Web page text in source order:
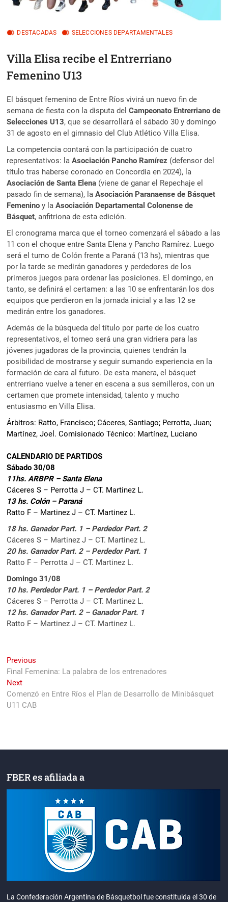
DESTACADAS SELECCIONES DEPARTAMENTALES
Villa Elisa recibe el Entrerriano
Femenino U13
El básquet femenino de Entre Ríos vivirá un nuevo fin de
semana de fiesta con la disputa delCampeonato Entrerriano de
Selecciones U13, que se desarrollará el sábado 30 y domingo
31 de agosto en el gimnasio del Club Atlético Villa Elisa.
La competencia contará con la participación de cuatro
representativos: laAsociación Pancho Ramírez (defensor del
título tras haberse coronado en Concordia en 2024), la
Asociación de Santa Elena (viene de ganar el Repechaje el
pasado fin de semana), laAsociación Paranaense de Básquet
Femenino y laAsociación Departamental Colonense de
Básquet, anfitriona de esta edición.
El cronograma marca que el torneo comenzará el sábado a las
11 con el choque entre Santa Elena y Pancho Ramírez. Luego
será el turno de Colón frente a Paraná (13 hs), mientras que
por la tarde se medirán ganadores y perdedores de los
primeros juegos para ordenar las posiciones. El domingo, en
tanto, se definirá el certamen: a las 10 se enfrentarán los dos
equipos que perdieron en la jornada inicial y a las 12 se
medirán entre los ganadores.
Además de la búsqueda del título por parte de los cuatro
representativos, el torneo será una gran vidriera para las
jóvenes jugadoras de la provincia, quienes tendrán la
posibilidad de mostrarse y seguir sumando experiencia en la
formación de cara al futuro. De esta manera, el básquet
entrerriano vuelve a tener en escena a sus semilleros, con un
certamen que promete intensidad, talento y mucho
entusiasmo en Villa Elisa.
Árbitros: Ratto, Francisco; Cáceres, Santiago; Perrotta, Juan;
Martínez, Joel. Comisionado Técnico: Martínez, Luciano
CALENDARIO DE PARTIDOS
Sábado 30/08
11hs. ARBPR – Santa Elena
Cáceres S – Perrotta J – CT. Martinez L.
13 hs. Colón – Paraná
Ratto F – Martinez J – CT. Martinez L.
18 hs. Ganador Part. 1 – Perdedor Part. 2
Cáceres S – Martinez J – CT. Martinez L.
20 hs. Ganador Part. 2 – Perdedor Part. 1
Ratto F – Perrotta J – CT. Martinez L.
Domingo 31/08
10 hs. Perdedor Part. 1 – Perdedor Part. 2
Cáceres S – Perrotta J – CT. Martinez L.
12 hs. Ganador Part. 2 – Ganador Part. 1
Ratto F – Martinez J – CT. Martinez L.
Navegación
de
entradas
Previous
post:
Final Femenina: La palabra de los entrenadores
NextNext
post:
Comenzó en Entre Ríos el Plan de Desarrollo de Minibásquet
U11 CAB
FBER es afiliada a
La Confederación Argentina de Básquetbol fue constituida el 30 de